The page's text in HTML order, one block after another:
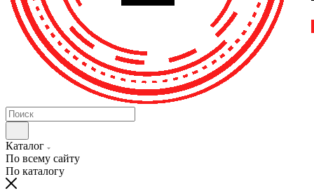
Каталог
По всему сайту
По каталогу